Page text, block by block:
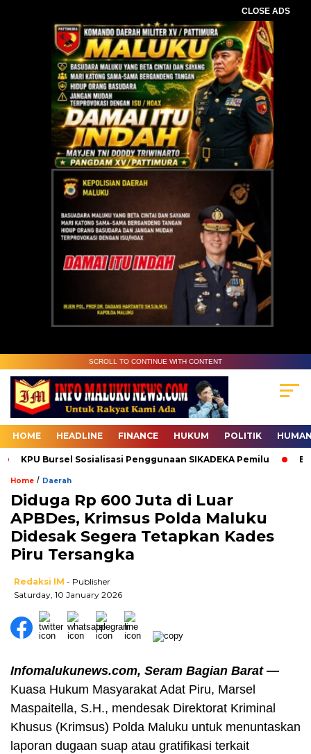
CLOSE ADS
SCROLL TO CONTINUE WITH CONTENT
HOME HEADLINE FINANCE HUKUM POLITIK
KPU Bursel Sosialisasi Penggunaan SIKADEKA Pemilu
Home / Daerah
Diduga Rp 600 Juta di Luar
APBDes, Krimsus Polda Maluku
Didesak Segera Tetapkan Kades
Piru Tersangka
Redaksi IM - Publisher
Saturday, 10 January 2026
Infomalukunews.com, Seram Bagian Barat —
Kuasa Hukum Masyarakat Adat Piru, Marsel
Maspaitella, S.H., mendesak Direktorat Kriminal
Khusus (Krimsus) Polda Maluku untuk menuntaskan
laporan dugaan suap atau gratifikasi terkait